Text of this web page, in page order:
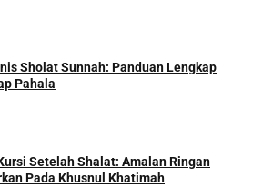
Sholat Sunnah: Panduan Lengkap
Pahala
Setelah Shalat: Amalan Ringan
Pada Khusnul Khatimah